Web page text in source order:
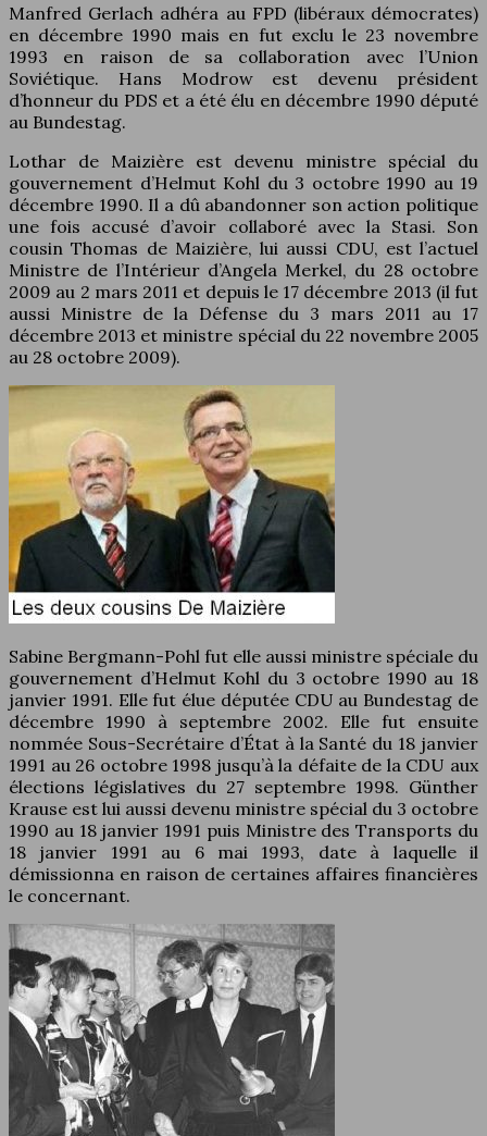
Manfred Gerlach adhéra au FPD (libéraux démocrates)
en décembre 1990 mais en fut exclu le 23 novembre
1993 en raison de sa collaboration avec l’Union
Soviétique. Hans Modrow est devenu président
d’honneur du PDS et a été élu en décembre 1990 député
au Bundestag.
Lothar de Maizière est devenu ministre spécial du
gouvernement d’Helmut Kohl du 3 octobre 1990 au 19
décembre 1990. Il a dû abandonner son action politique
une fois accusé d’avoir collaboré avec la Stasi. Son
cousin Thomas de Maizière, lui aussi CDU, est l’actuel
Ministre de l’Intérieur d’Angela Merkel, du 28 octobre
2009 au 2 mars 2011 et depuis le 17 décembre 2013 (il fut
aussi Ministre de la Défense du 3 mars 2011 au 17
décembre 2013 et ministre spécial du 22 novembre 2005
au 28 octobre 2009).
Sabine Bergmann-Pohl fut elle aussi ministre spéciale du
gouvernement d’Helmut Kohl du 3 octobre 1990 au 18
janvier 1991. Elle fut élue députée CDU au Bundestag de
décembre 1990 à septembre 2002. Elle fut ensuite
nommée Sous-Secrétaire d’État à la Santé du 18 janvier
1991 au 26 octobre 1998 jusqu’à la défaite de la CDU aux
élections législatives du 27 septembre 1998. Günther
Krause est lui aussi devenu ministre spécial du 3 octobre
1990 au 18 janvier 1991 puis Ministre des Transports du
18 janvier 1991 au 6 mai 1993, date à laquelle il
démissionna en raison de certaines affaires financières
le concernant.